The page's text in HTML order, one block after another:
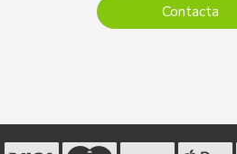
Contacta